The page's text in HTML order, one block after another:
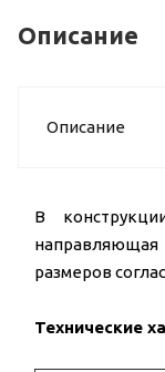
Описание
Описание
В
размеров
Технические